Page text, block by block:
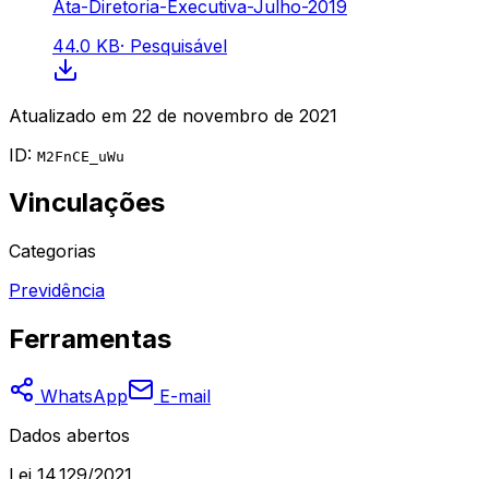
Ata-Diretoria-Executiva-Julho-2019
44.0 KB· Pesquisável
Atualizado em 22 de novembro de 2021
ID: M2FnCE_uWu
Vinculações
Categorias
Previdência
Ferramentas
WhatsApp
E-mail
Dados abertos